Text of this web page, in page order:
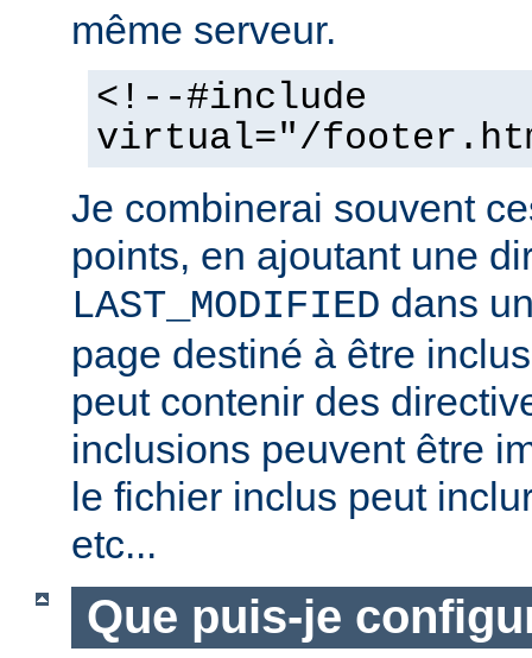
même serveur.
<!--#include
virtual="/
Je combinerai souvent
points, en ajoutant une
LAST_MODIFIED dans
page destiné à être
peut contenir des
inclusions peuvent être
le fichier inclus peut
etc...
Que puis-je